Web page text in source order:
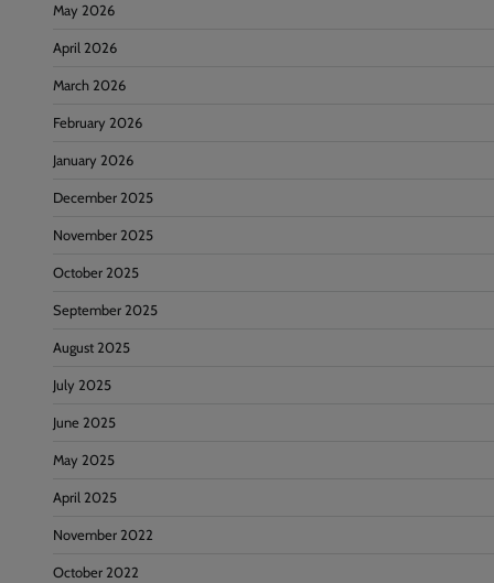
May 2026
April 2026
March 2026
February 2026
January 2026
December 2025
November 2025
October 2025
September 2025
August 2025
July 2025
June 2025
May 2025
April 2025
November 2022
October 2022